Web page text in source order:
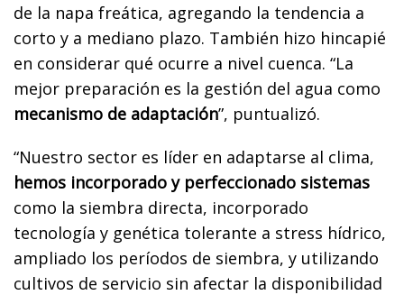
de la napa freática, agregando la tendencia a
corto y a mediano plazo. También hizo hincapié
en considerar qué ocurre a nivel cuenca. “La
mejor preparación es la gestión del agua como
mecanismo de adaptación”, puntualizó.
“Nuestro sector es líder en adaptarse al clima,
hemos incorporado y perfeccionado sistemas
como la siembra directa, incorporado
tecnología y genética tolerante a stress hídrico,
ampliado los períodos de siembra, y utilizando
cultivos de servicio sin afectar la disponibilidad